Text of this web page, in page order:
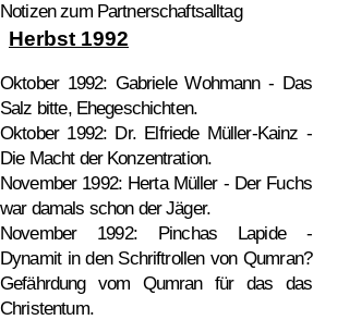
Notizen zum Partnerschaftsalltag
Herbst 1992
Oktober 1992: Gabriele Wohmann - Das
Salz bitte, Ehegeschichten.
Oktober 1992: Dr. Elfriede Müller-Kainz -
Die Macht der Konzentration.
November 1992: Herta Müller - Der Fuchs
war damals schon der Jäger.
November 1992: Pinchas Lapide -
Dynamit in den Schriftrollen von Qumran?
Gefährdung vom Qumran für das das
Christentum.